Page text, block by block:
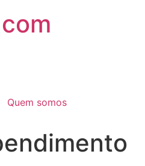
Quem somos